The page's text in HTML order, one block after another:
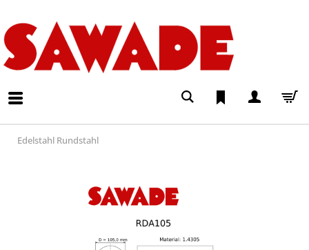
Edelstahl Rundstahl